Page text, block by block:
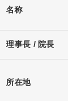
名称
理事長 / 院長
所在地